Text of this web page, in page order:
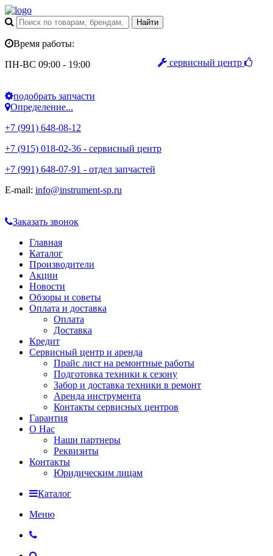
сервисный центр
Время работы:
ПН-ВС 09:00 - 19:00
подобрать запчасти
Определение...
+7 (991) 648-08-12
+7 (915) 018-02-36 - сервисный центр
+7 (991) 648-07-91 - отдел запчастей
E-mail: info@instrument-sp.ru
Заказать звонок
Главная
Каталог
Производители
Акции
Новости
Обзоры и советы
Оплата и доставка
Оплата
Доставка
Кредит
Сервисный центр и аренда
Прайс лист на ремонтные работы
Подготовка техники к сезону
Забор и доставка техники в ремонт
Аренда инструмента
Контакты сервисных центров
Гарантия
О Нас
Наши партнеры
Реквизиты
Контакты
Юридическим лицам
Каталог
Меню